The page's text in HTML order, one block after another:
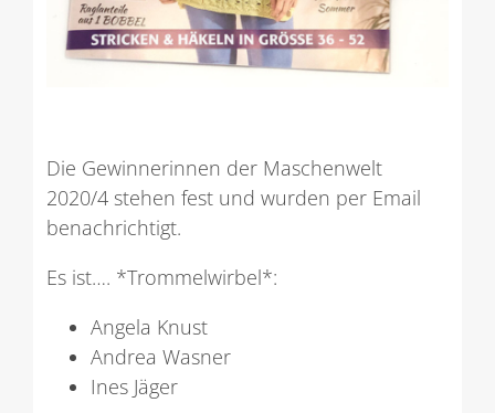
Die Gewinnerinnen der Maschenwelt
2020/4 stehen fest und wurden per Email
benachrichtigt.
Es ist…. *Trommelwirbel*:
Angela Knust
Andrea Wasner
Ines Jäger